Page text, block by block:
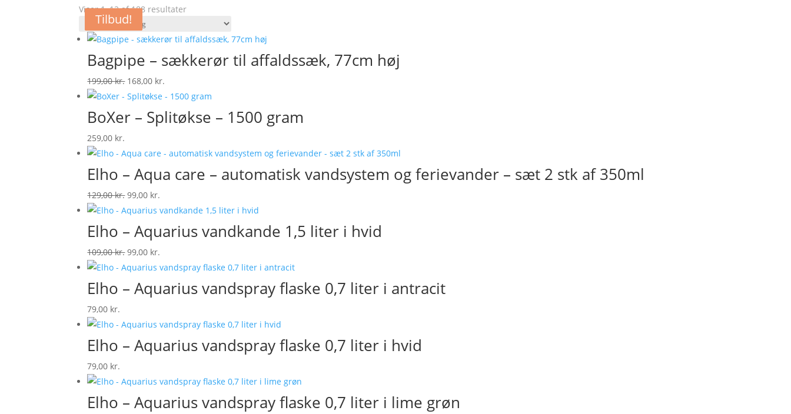
Viser 1–12 af 188 resultater
Tilbud!
Bagpipe – sækkerør til affaldssæk, 77cm høj
199,00kr. Original
price
199,00 kr..
168,00 kr.
price
is:
168,00 kr..
BoXer – Splitøkse – 1500 gram
259,00 kr.
Tilbud!
Elho – Aqua care – automatisk vandsystem og ferievander – sæt 2 stk af 350ml
129,00kr.Original
price
was:
129,00 kr..
99,00 kr.
price
99,00 kr..
Tilbud!
Elho – Aquarius vandkande 1,5 liter i hvid
109,00kr.Original
price
was:
109,00 kr..
99,00 kr.
price
99,00 kr..
Elho – Aquarius vandspray flaske 0,7 liter i antracit
79,00 kr.
Elho – Aquarius vandspray flaske 0,7 liter i hvid
79,00 kr.
Elho – Aquarius vandspray flaske 0,7 liter i lime grøn
Tilbud!